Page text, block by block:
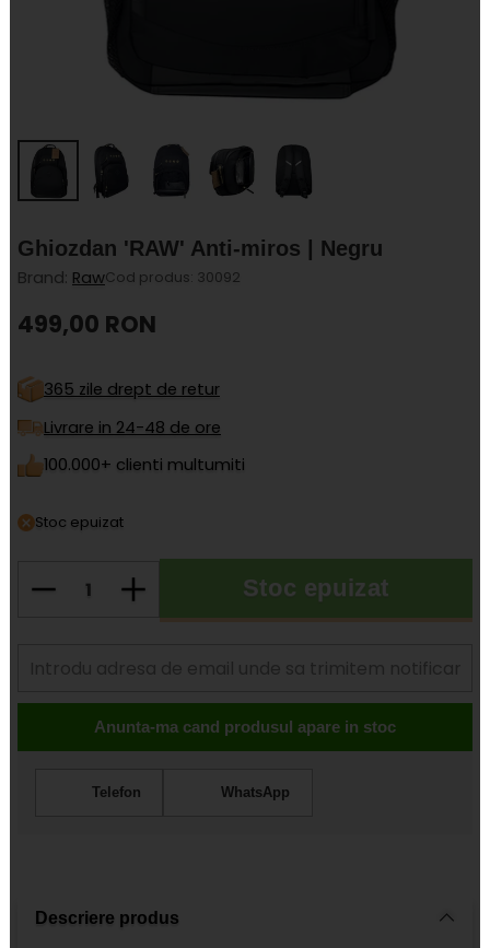
Ghiozdan 'RAW' Anti-miros | Negru
Brand: RawCod produs: 30092
Pret
regular
499,00 RON
365 zile drept de retur
Livrare in 24-48 de ore
100.000+ clienti multumiti
Stoc epuizat
Stoc epuizat
Anunta-ma cand produsul apare in stoc
Telefon WhatsApp
Descriere produs